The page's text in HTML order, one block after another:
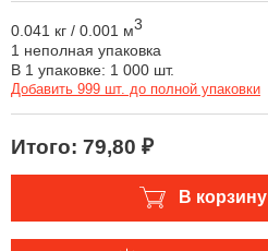
0.041 кг / 0.001 м3
1 неполная упаковка
В 1 упаковке: 1 000 шт.
Добавить 999 шт. до полной упаковки
Итого: 79,80 ₽
В корзину